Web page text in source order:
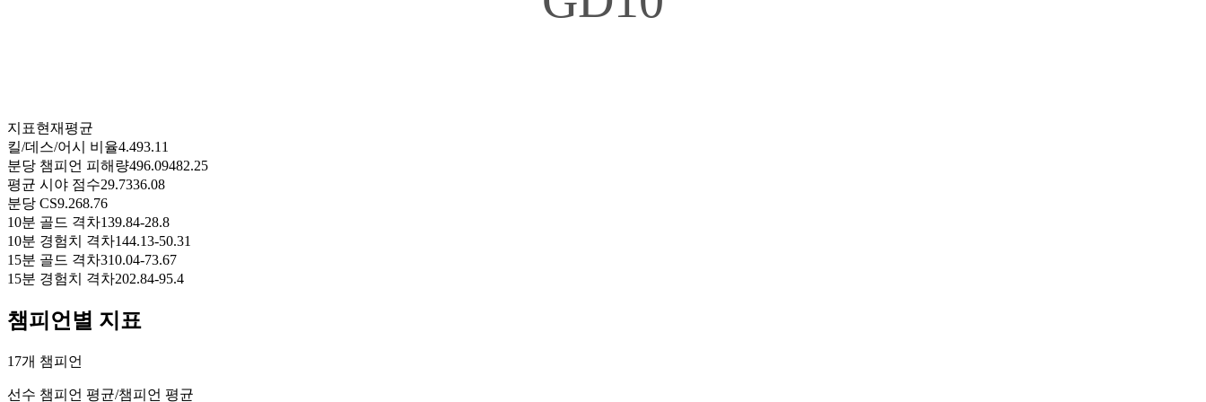
지표현재평균
킬/데스/어시 비율4.493.11
분당 챔피언 피해량496.09482.25
평균 시야 점수29.7336.08
분당 CS9.268.76
10분 골드 격차139.84-28.8
10분 경험치 격차144.13-50.31
15분 골드 격차310.04-73.67
15분 경험치 격차202.84-95.4
챔피언별 지표
17개 챔피언
선수 챔피언 평균/챔피언 평균